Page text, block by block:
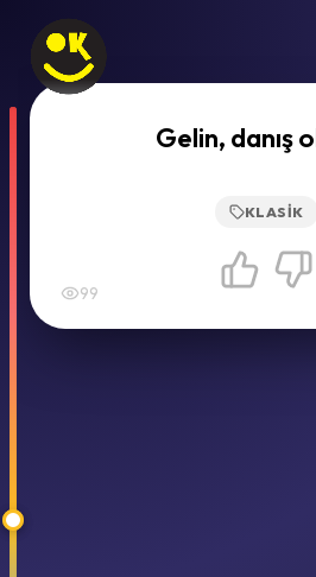
Gelin, danış
KLASIK
99